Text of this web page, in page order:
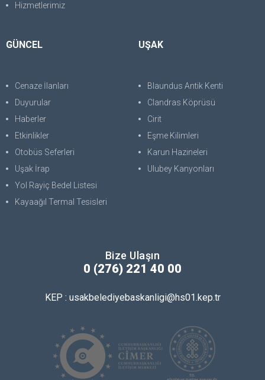
Hizmetlerimiz
GÜNCEL
Cenaze İlanları
Duyurular
Haberler
Etkinlikler
Otobüs Seferleri
Uşak İrap
Yol Rayiç Bedel Listesi
Kayaağıl Termal Tesisleri
UŞAK
Blaundus Antik Kenti
Clandras Köprüsü
Cirit
Eşme Kilimleri
Karun Hazineleri
Ulubey Kanyonları
Bize Ulaşın
0 (276) 221 40 00
KEP : usakbelediyebaskanligi@hs01.kep.tr